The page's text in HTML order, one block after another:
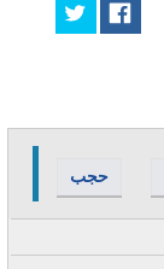
حجب